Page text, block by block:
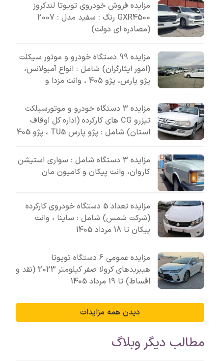
مزایده فروش خودروی تویوتا لندکروز
GXR4500 رنگ : سفید مدل : 2007
(مصادره ای دولت)
مزایده 99 دستگاه خودرو و موتور سیکلت
(امور ایثارگران) شامل : انواع آمبولانس،
پژو پارس، پژو 405 ، وانت مزدا و
مزایده 3 دستگاه خودرو و موتورسیلکت
تیزرو CG های کارکرده (اداره کل اوقاف
استان) شامل : پژو پارس TU5 ، پژو 405
مزایده 3 دستگاه شامل : سواری استیشن
کاروان، وانت پیکان و کامیون مان
مزایده تعداد 5 دستگاه خودروی کارکرده
(شرکت شمس) شامل : ساینا ، وانت
پیکان تا 18 مرداد 1405
مزایده عمومی 6 دستگاه تویوتا
هیبریدهای کرولا صفر کیلومتر 2023 (نقد و
اقساط) تا 19 مرداد 1405
دیدن همه مزایدات
مطالب دیگر وبلاگ